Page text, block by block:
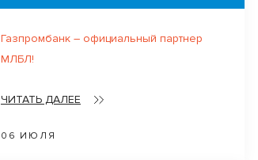
Газпромбанк – официальный партнер
МЛБЛ!
ЧИТАТЬ ДАЛЕЕ
06 ИЮЛЯ